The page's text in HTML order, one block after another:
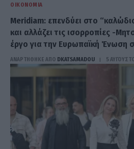
ΟΙΚΟΝΟΜΊΑ
Meridiam: επενδύει στο
και αλλάζει τις ισορροπίες -
έργο για την Ευρωπαϊκή Ένωση
ΑΝΑΡΤΗΘΗΚΕ ΑΠΟ DKATSAMADOU 5